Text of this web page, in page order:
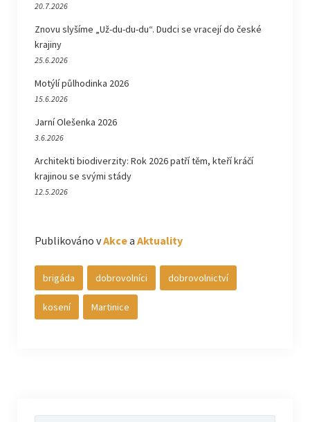
20.7.2026
Znovu slyšíme „Už-du-du-du“. Dudci se vracejí do české
krajiny
25.6.2026
Motýlí půlhodinka 2026
15.6.2026
Jarní Olešenka 2026
3.6.2026
Architekti biodiverzity: Rok 2026 patří těm, kteří kráčí
krajinou se svými stády
12.5.2026
Publikováno vAkcea Aktuality
brigáda dobrovolníci dobrovolnictví
kosení Martinice